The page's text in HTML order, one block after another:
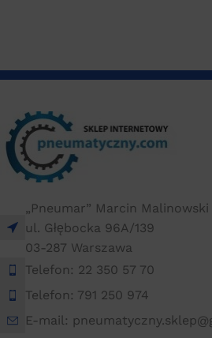
„Pneumar” Marcin Malinowski
ul. Głębocka 96A/139
03-287 Warszawa
Telefon: 22 350 57 70
Telefon: 791 250 974
E-mail: